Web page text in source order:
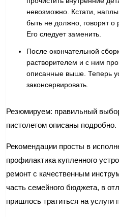
невозможно. Кстати,
быть не должно, говорят о
Его следует заменить.
После окончательной
растворителем и с ним
описанные выше. Теперь
законсервировать.
Резюмируем: правильный
пистолетом описаны подробно.
Рекомендации просты в
профилактика купленного
ремонт с качественным
часть семейного бюджета, в
пришлось тратиться на услуги